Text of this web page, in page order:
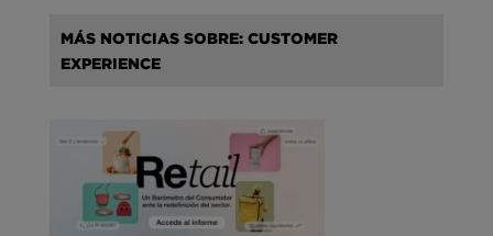
MÁS NOTICIAS SOBRE: CUSTOMER
EXPERIENCE